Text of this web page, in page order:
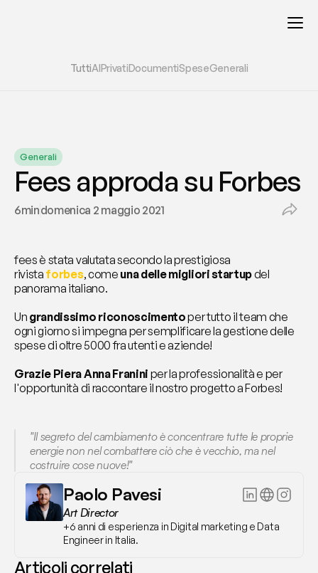
TuttiAIPrivatiDocumentiSpeseGenerali
Generali
Fees approda su Forbes
6mindomenica 2 maggio 2021
fees è stata valutata secondo la prestigiosa
rivista forbes, come una delle migliori startup del
panorama italiano.
Un grandissimo riconoscimento per tutto il team che
ogni giorno si impegna per semplificare la gestione delle
spese di oltre 5000 fra utenti e aziende!
Grazie Piera Anna Franini per la professionalità e per
l'opportunità di raccontare il nostro progetto a Forbes!
"Il segreto del cambiamento è concentrare tutte le proprie
energie non nel combattere ciò che è vecchio, ma nel
costruire cose nuove!"
Paolo Pavesi
Art Director
+6 anni di esperienza in Digital marketing e Data
Engineer in Italia.
Articoli correlati